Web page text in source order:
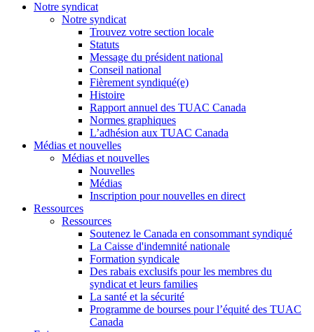
Notre syndicat
Notre syndicat
Trouvez votre section locale
Statuts
Message du président national
Conseil national
Fièrement syndiqué(e)
Histoire
Rapport annuel des TUAC Canada
Normes graphiques
L’adhésion aux TUAC Canada
Médias et nouvelles
Médias et nouvelles
Nouvelles
Médias
Inscription pour nouvelles en direct
Ressources
Ressources
Soutenez le Canada en consommant syndiqué
La Caisse d'indemnité nationale
Formation syndicale
Des rabais exclusifs pour les membres du
syndicat et leurs families
La santé et la sécurité
Programme de bourses pour l’équité des TUAC
Canada